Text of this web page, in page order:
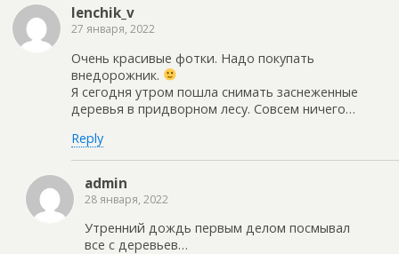
lenchik_v
27 января, 2022
Очень красивые фотки. Надо покупать
внедорожник.
Я сегодня утром пошла снимать заснеженные
деревья в придворном лесу. Совсем ничего…
Reply
admin
28 января, 2022
Утренний дождь первым делом посмывал
все с деревьев…